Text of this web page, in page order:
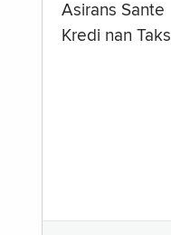
Asirans Sante
Kredi nan Taks